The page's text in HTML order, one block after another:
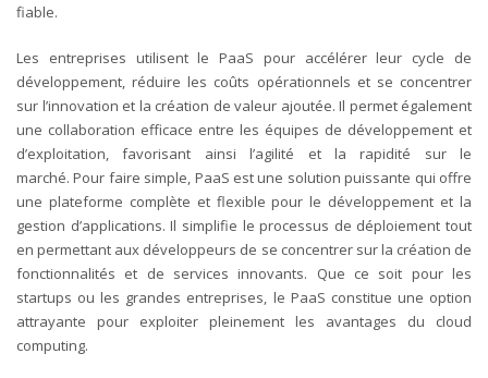
fiable.
Les entreprises utilisent le PaaS pour accélérer leur cycle de
développement, réduire les coûts opérationnels et se concentrer
sur l’innovation et la création de valeur ajoutée. Il permet également
une collaboration efficace entre les équipes de développement et
d’exploitation, favorisant ainsi l’agilité et la rapidité sur le
marché.Pour faire simple, PaaS est une solution puissante qui offre
une plateforme complète et flexible pour le développement et la
gestion d’applications. Il simplifie le processus de déploiement tout
en permettant aux développeurs de se concentrer sur la création de
fonctionnalités et de services innovants. Que ce soit pour les
startups ou les grandes entreprises, le PaaS constitue une option
attrayante pour exploiter pleinement les avantages du cloud
computing.